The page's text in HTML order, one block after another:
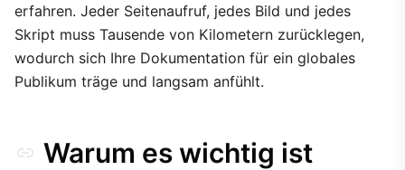
erfahren. Jeder Seitenaufruf, jedes Bild und jedes
Skript muss Tausende von Kilometern zurücklegen,
wodurch sich Ihre Dokumentation für ein globales
Publikum träge und langsam anfühlt.
Warum es wichtig ist